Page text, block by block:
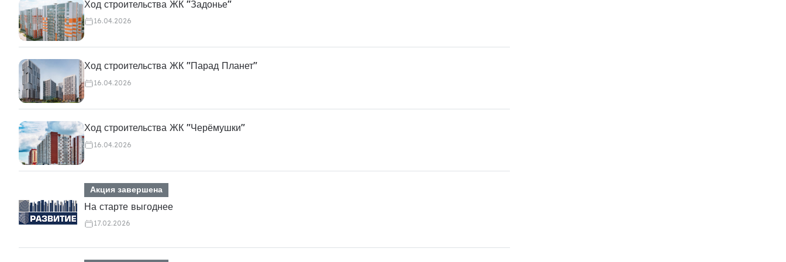
Ход строительства ЖК "Задонье"
16.04.2026
Ход строительства ЖК "Парад Планет"
16.04.2026
Ход строительства ЖК "Черёмушки"
16.04.2026
Акция завершена
На старте выгоднее
17.02.2026